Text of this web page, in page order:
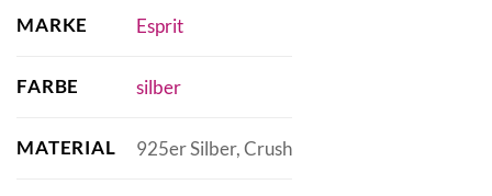
MARKE Esprit
FARBE silber
MATERIAL 925er Silber, Crush